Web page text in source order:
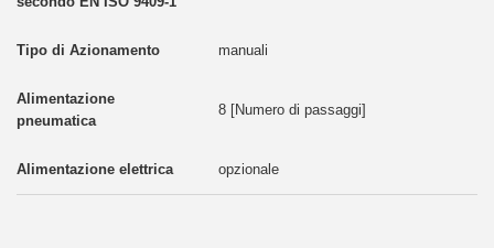
manuali
8 [Numero di passaggi]
opzionale